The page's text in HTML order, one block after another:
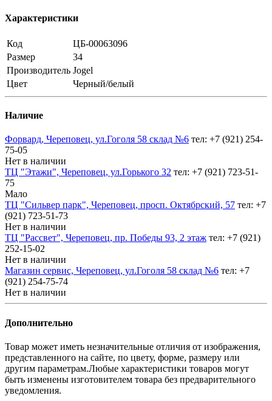
Характеристики
Код
ЦБ-00063096
Размер
34
Производитель Jogel
Цвет
Черный/белый
Наличие
Форвард, Череповец, ул.Гоголя 58 склад №6 тел: +7 (921) 254-
75-05
Нет в наличии
ТЦ "Этажи", Череповец, ул.Горького 32 тел: +7 (921) 723-51-
75
Мало
ТЦ "Сильвер парк", Череповец, просп. Октябрский, 57 тел: +7
(921) 723-51-73
Нет в наличии
ТЦ "Рассвет", Череповец, пр. Победы 93, 2 этаж тел: +7 (921)
252-15-02
Нет в наличии
Магазин сервис, Череповец, ул.Гоголя 58 склад №6 тел: +7
(921) 254-75-74
Нет в наличии
Дополнительно
Товар может иметь незначительные отличия от изображения,
представленного на сайте, по цвету, форме, размеру или
другим параметрам.Любые характеристики товаров могут
быть изменены изготовителем товара без предварительного
уведомления.